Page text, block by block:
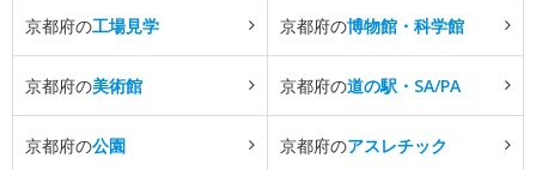
京都府の工場見学 京都府の博物館・科学館
京都府の美術館 京都府の道の駅・SA/PA
京都府の公園 京都府のアスレチック